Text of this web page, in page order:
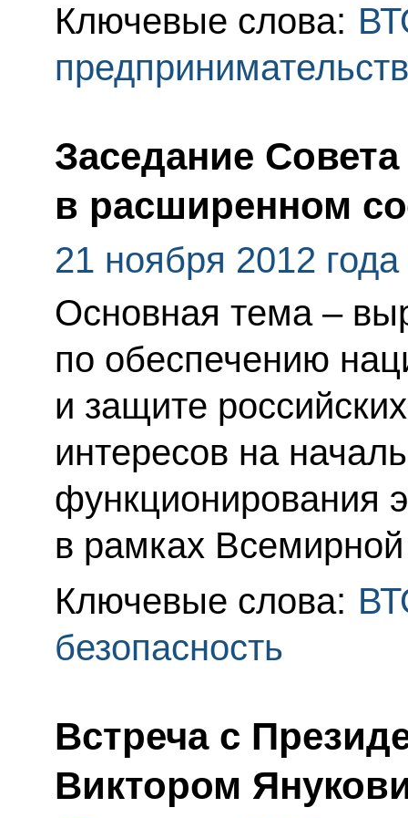
Ключевые слова:
Заседание
в расширенном
21 ноября 2012 года
Основная тема –
по обеспечению
и защите
интересов на
функционирования
в рамках Всемирной
Ключевые слова:
безопасность
Встреча с
Виктором